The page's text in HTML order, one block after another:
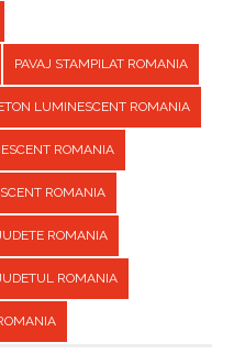
PAVAJ STAMPILAT ROMANIA
LUMINESCENT ROMANIA
ROMANIA
ROMANIA
ROMANIA
ROMANIA